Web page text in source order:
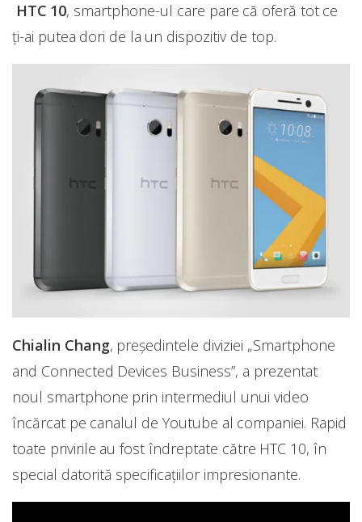
HTC 10, smartphone-ul care pare că oferă tot ce
ți-ai putea dori de la un dispozitiv de top.
Chialin Chang, președintele diviziei „Smartphone
and Connected Devices Business”, a prezentat
noul smartphone prin intermediul unui video
încărcat pe canalul de Youtube al companiei. Rapid
toate privirile au fost îndreptate către HTC 10, în
special datorită specificațiilor impresionante.